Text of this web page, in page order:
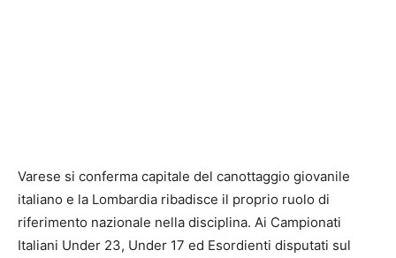
Varese si conferma capitale del canottaggio giovanile
italiano e la Lombardia ribadisce il proprio ruolo di
riferimento nazionale nella disciplina. Ai Campionati
Italiani Under 23, Under 17 ed Esordienti disputati sul